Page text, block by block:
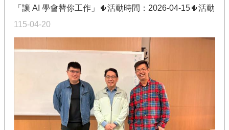
115-04-20
「讓 AI 學會替你工作」🌵活動時間：2026-04-15🌵活動
地點：國立成功大學資訊工程學系 65405 室🌵發佈單
項🌵活動內容：本次講座講者透過產業實務案例與應用
解析，帶領參與者深入了解生成式AI如何由傳統聊天機
器人邁向自主型AI勞動力之發展脈絡。課程內容說明了
AI於實際工作場域中的應用模式，探討如何透過AI技術
重塑工作流程，逐步實現任務自動化與決策輔助；並進
一步解析AI Agent與自主系統於企業營運中的導入策略
及未來發展趨勢。透過產業經驗與趨勢觀察之整合，協